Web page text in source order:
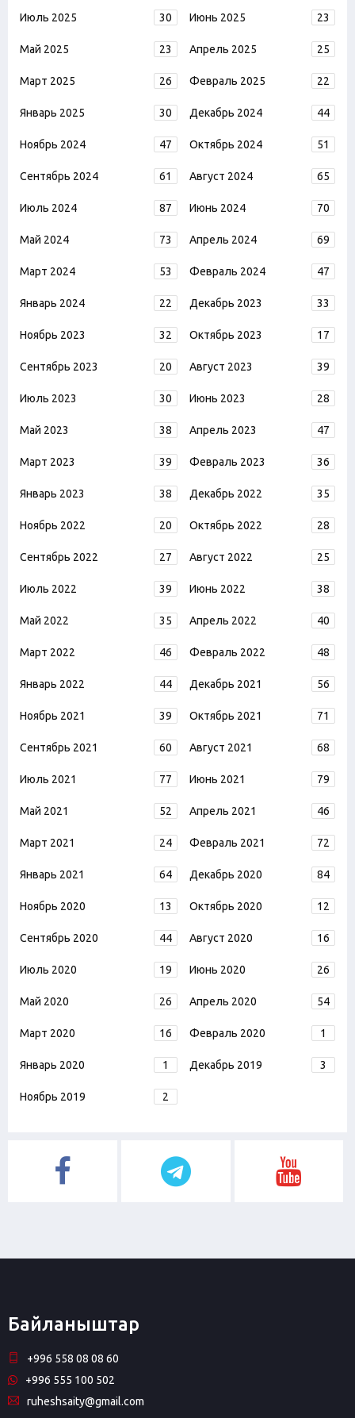
Июль 2025 30 Июнь 2025 23
Май 2025 23 Апрель 2025 25
Март 2025 26 Февраль 2025 22
Январь 2025 30 Декабрь 2024 44
Ноябрь 2024 47 Октябрь 2024 51
Сентябрь 2024 61 Август 2024 65
Июль 2024 87 Июнь 2024 70
Май 2024 73 Апрель 2024 69
Март 2024 53 Февраль 2024 47
Январь 2024 22 Декабрь 2023 33
Ноябрь 2023 32 Октябрь 2023 17
Сентябрь 2023 20 Август 2023 39
Июль 2023 30 Июнь 2023 28
Май 2023 38 Апрель 2023 47
Март 2023 39 Февраль 2023 36
Январь 2023 38 Декабрь 2022 35
Ноябрь 2022 20 Октябрь 2022 28
Сентябрь 2022 27 Август 2022 25
Июль 2022 39 Июнь 2022 38
Май 2022 35 Апрель 2022 40
Март 2022 46 Февраль 2022 48
Январь 2022 44 Декабрь 2021 56
Ноябрь 2021 39 Октябрь 2021 71
Сентябрь 2021 60 Август 2021 68
Июль 2021 77 Июнь 2021 79
Май 2021 52 Апрель 2021 46
Март 2021 24 Февраль 2021 72
Январь 2021 64 Декабрь 2020 84
Ноябрь 2020 13 Октябрь 2020 12
Сентябрь 2020 44 Август 2020 16
Июль 2020 19 Июнь 2020 26
Май 2020 26 Апрель 2020 54
Март 2020 16 Февраль 2020 1
Январь 2020 1 Декабрь 2019 3
Ноябрь 2019 2
Байланыштар
+996 558 08 08 60
+996 555 100 502
ruheshsaity@gmail.com